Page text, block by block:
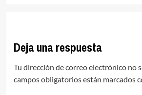
Deja una respuesta
Tu dirección de correo electrónico no
campos obligatorios están marcados